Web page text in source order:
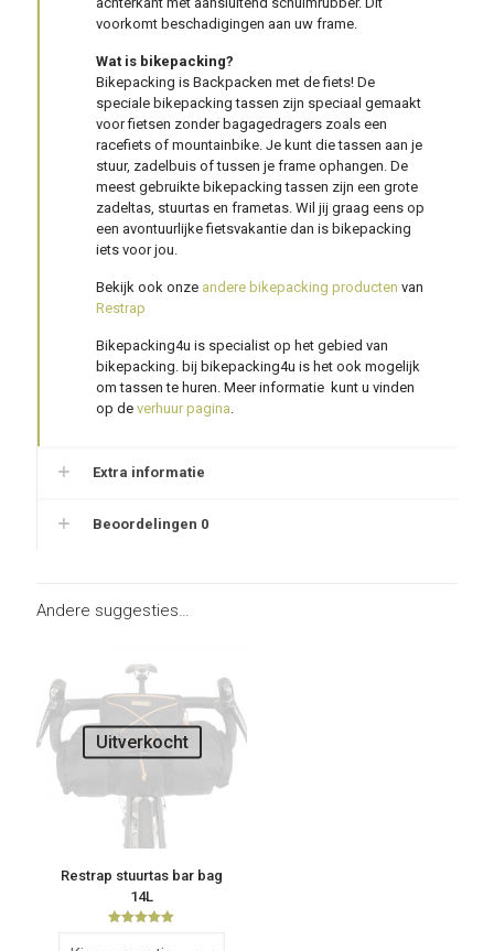
voorkomt beschadigingen aan uw frame.
Wat is bikepacking?
Bikepacking is Backpacken met de fiets! De
speciale bikepacking tassen zijn speciaal gemaakt
voor fietsen zonder bagagedragers zoals een
racefiets of mountainbike. Je kunt die tassen aan je
stuur, zadelbuis of tussen je frame ophangen. De
meest gebruikte bikepacking tassen zijn een grote
zadeltas, stuurtas en frametas. Wil jij graag eens op
een avontuurlijke fietsvakantie dan is bikepacking
iets voor jou.
Bekijk ook onze andere bikepacking producten van
Restrap
Bikepacking4u is specialist op het gebied van
bikepacking. bij bikepacking4u is het ook mogelijk
om tassen te huren. Meer informatie kunt u vinden
op deverhuur pagina.
Extra informatie
Beoordelingen 0
Andere suggesties…
Uitverkocht
Restrap stuurtas bar bag
14L